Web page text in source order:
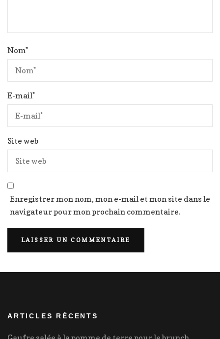
Nom*
E-mail*
Site web
Enregistrer mon nom, mon e-mail et mon site dans le
navigateur pour mon prochain commentaire.
ARTICLES RÉCENTS